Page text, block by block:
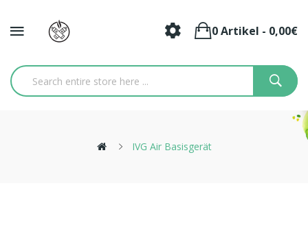
0 Artikel - 0,00€
IVG Air Basisgerät